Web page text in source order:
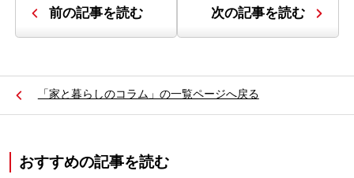
前の記事を読む 次の記事を読む
「家と暮らしのコラム」の一覧ページへ戻る
おすすめの記事を読む